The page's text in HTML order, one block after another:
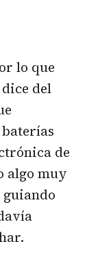
lo que
del
de
algo muy